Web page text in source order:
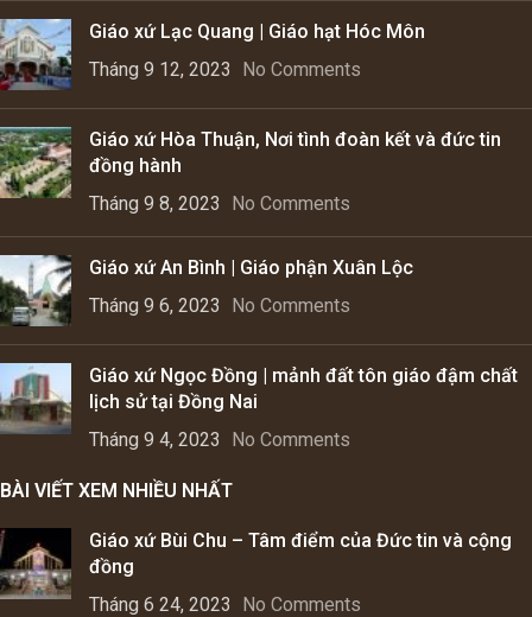
Giáo xứ Lạc Quang | Giáo hạt Hóc Môn
Tháng 9 12, 2023
No Comments
Giáo xứ Hòa Thuận, Nơi tình đoàn kết và đức tin
đồng hành
Tháng 9 8, 2023
No Comments
Giáo xứ An Bình | Giáo phận Xuân Lộc
Tháng 9 6, 2023
No Comments
Giáo xứ Ngọc Đồng | mảnh đất tôn giáo đậm chất
lịch sử tại Đồng Nai
Tháng 9 4, 2023
No Comments
BÀI VIẾT XEM NHIỀU NHẤT
Giáo xứ Bùi Chu – Tâm điểm của Đức tin và cộng
đồng
Tháng 6 24, 2023
No Comments